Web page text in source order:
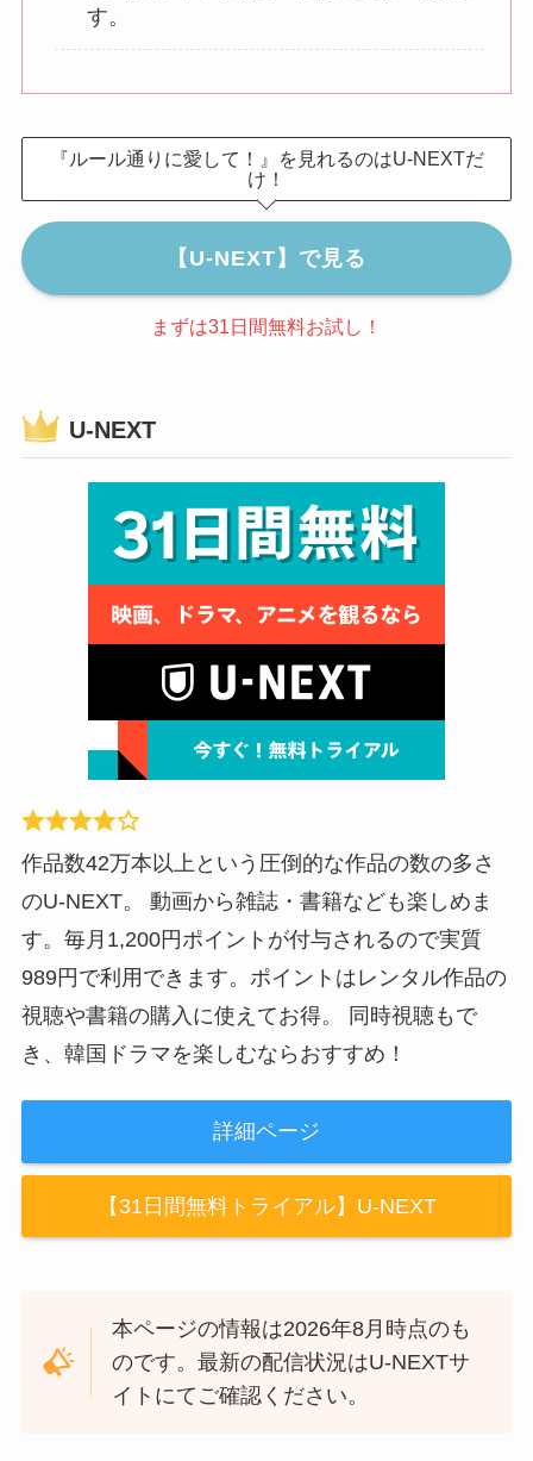
す。
『ルール通りに愛して！』を見れるのはU-NEXTだ
け！
【U-NEXT】で見る
まずは31日間無料お試し！
U-NEXT
作品数42万本以上という圧倒的な作品の数の多さ
のU-NEXT。 動画から雑誌・書籍なども楽しめま
す。毎月1,200円ポイントが付与されるので実質
989円で利用できます。ポイントはレンタル作品の
視聴や書籍の購入に使えてお得。 同時視聴もで
き、韓国ドラマを楽しむならおすすめ！
詳細ページ
【31日間無料トライアル】U-NEXT
本ページの情報は2026年8月時点のも
のです。最新の配信状況はU-NEXTサ
イトにてご確認ください。